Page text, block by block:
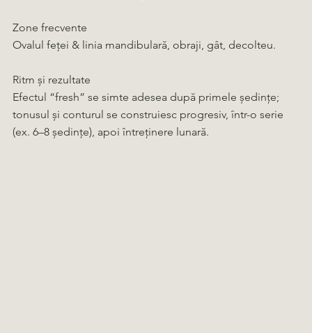
Zone frecvente
Ovalul feței & linia mandibulară, obraji, gât, decolteu.
Ritm și rezultate
Efectul “fresh” se simte adesea după primele ședințe;
tonusul și conturul se construiesc progresiv, într-o serie
(ex. 6–8 ședințe), apoi întreținere lunară.